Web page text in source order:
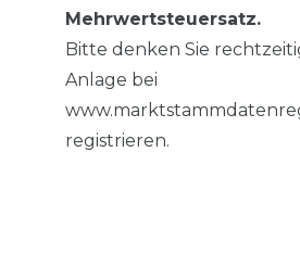
Mehrwertsteuersatz.
Bitte denken Sie
Anlage bei
registrieren.